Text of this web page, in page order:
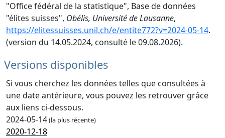
"Office fédéral de la statistique", Base de données
"élites suisses", Obélis, Université de Lausanne,
https://elitessuisses.unil.ch/e/entite772?v=2024-05-14.
(version du 14.05.2024, consulté le 09.08.2026).
Versions disponibles
Si vous cherchez les données telles que consultées à
une date antérieure, vous pouvez les retrouver grâce
aux liens ci-dessous.
2024-05-14(la plus récente)
2020-12-18